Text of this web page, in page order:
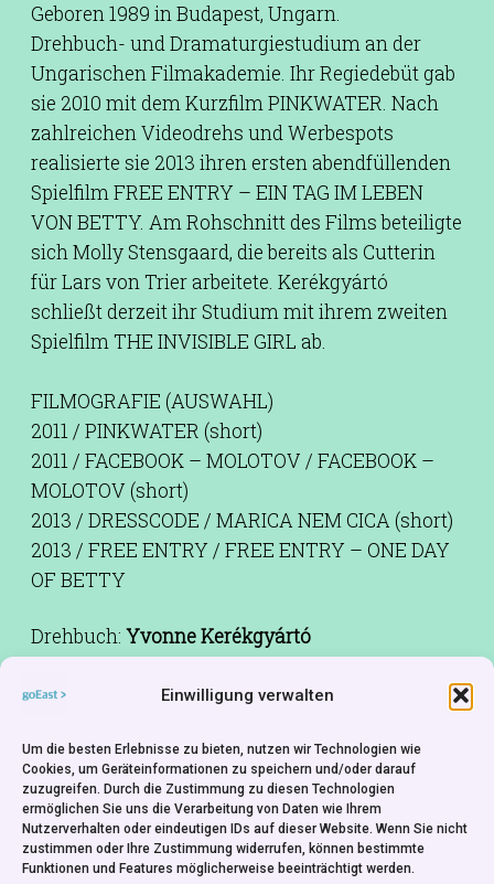
Einwilligung verwalten
Um die besten Erlebnisse zu bieten, nutzen wir Technologien wie
Cookies, um Geräteinformationen zu speichern und/oder darauf
zuzugreifen. Durch die Zustimmung zu diesen Technologien
ermöglichen Sie uns die Verarbeitung von Daten wie Ihrem
Nutzerverhalten oder eindeutigen IDs auf dieser Website. Wenn Sie nicht
zustimmen oder Ihre Zustimmung widerrufen, können bestimmte
Funktionen und Features möglicherweise beeinträchtigt werden.
Geboren 1989 in Budapest, Ungarn.
Drehbuch- und Dramaturgiestudium an der
Ungarischen Filmakademie. Ihr Regiedebüt gab
sie 2010 mit dem Kurzfilm PINKWATER. Nach
zahlreichen Videodrehs und Werbespots
realisierte sie 2013 ihren ersten abendfüllenden
Spielfilm FREE ENTRY – EIN TAG IM LEBEN
VON BETTY. Am Rohschnitt des Films beteiligte
sich Molly Stensgaard, die bereits als Cutterin
für Lars von Trier arbeitete. Kerékgyártó
schließt derzeit ihr Studium mit ihrem zweiten
Spielfilm THE INVISIBLE GIRL ab.
FILMOGRAFIE (AUSWAHL)
2011 / PINKWATER (short)
2011 / FACEBOOK – MOLOTOV / FACEBOOK –
MOLOTOV (short)
2013 / DRESSCODE / MARICA NEM CICA (short)
2013 / FREE ENTRY / FREE ENTRY – ONE DAY
OF BETTY
Drehbuch: Yvonne Kerékgyártó
Nagy,Rida Cador
Musik:‘Jappán’ Zoltán Jappán Takács
Ton:Csongor Fazekas
Besetzung:Luca Pusztai,Ágnes Barta,Péter
Sándor